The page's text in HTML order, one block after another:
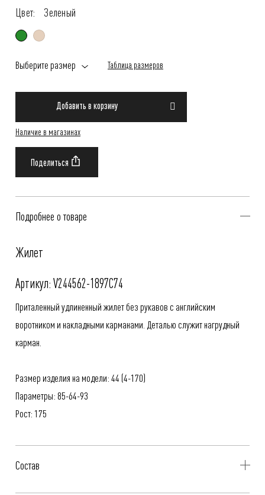
Цвет:
Зеленый
Выберите размер Таблица размеров
Добавить в корзину
Наличие в магазинах
Подробнее о товаре
Жилет
Артикул: V244562-1897C74
Приталенный удлиненный жилет без рукавов с английским
воротником и накладными карманами. Деталью служит нагрудный
карман.
Размер изделия на модели: 44 (4-170)
Параметры: 85-64-93
Рост: 175
Состав